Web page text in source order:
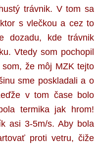
trávnik. V tom sa
s vlečkou a cez to
dozadu, kde trávnik
Vtedy som pochopil
že môj MZK tejto
sme poskladali a o
v tom čase bolo
termika jak hrom!
asi 3-5m/s. Aby bola
proti vetru, čiže